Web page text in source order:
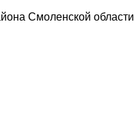
Смоленской области